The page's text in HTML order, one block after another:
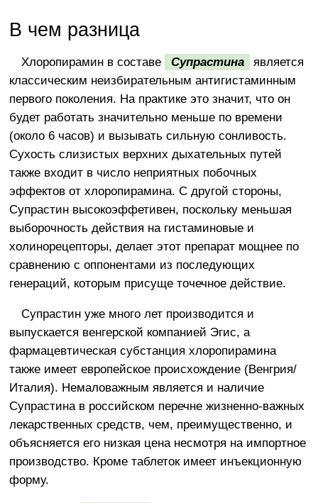
В чем разница
Хлоропирамин в составе Супрастина
является
классическим неизбирательным антигистаминным
первого поколения. На практике это значит, что он
будет работать значительно меньше по времени
(около 6 часов) и вызывать сильную сонливость.
Сухость слизистых верхних дыхательных путей
также входит в число неприятных побочных
эффектов от хлоропирамина. С другой стороны,
Супрастин высокоэффетивен, поскольку меньшая
выборочность действия на гистаминовые и
холинорецепторы, делает этот препарат мощнее по
сравнению с оппонентами из последующих
генераций, которым присуще точечное действие.
Супрастин уже много лет производится и
выпускается венгерской компанией Эгис, а
фармацевтическая субстанция хлоропирамина
также имеет европейское происхождение (Венгрия/
Италия). Немаловажным является и наличие
Супрастина в российском перечне жизненно-важных
лекарственных средств, чем, преимущественно, и
объясняется его низкая цена несмотря на импортное
производство. Кроме таблеток имеет инъекционную
форму.